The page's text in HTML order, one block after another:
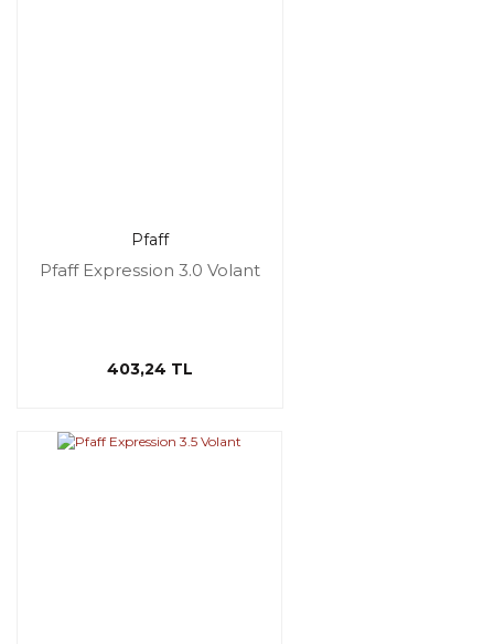
Pfaff
Pfaff Expression 3.0 Volant
403,24 TL